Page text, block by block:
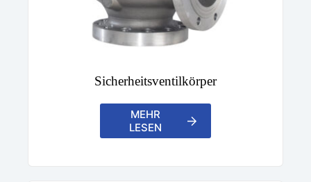
Sicherheitsventilkörper
MEHR
LESEN